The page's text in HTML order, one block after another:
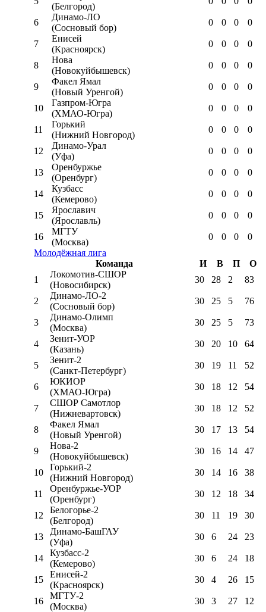
(Белгород)
6
Динамо-ЛО
(Сосновый бор)
0 0 0 0
7
Енисей
(Красноярск)
0 0 0 0
8
Нова
(Новокуйбышевск)
0 0 0 0
9
Факел Ямал
(Новый Уренгой)
0 0 0 0
10
Газпром-Югра
(ХМАО-Югра)
0 0 0 0
11
Горький
(Нижний Новгород)
0 0 0 0
12
Динамо-Урал
(Уфа)
0 0 0 0
13
Оренбуржье
(Оренбург)
0 0 0 0
14
Кузбасс
(Кемерово)
0 0 0 0
15
Ярославич
(Ярославль)
0 0 0 0
16
МГТУ
(Москва)
0 0 0
0
Молодёжная лига
Команда
И В П
О
1
Локомотив-CШОР
(Новосибирск)
30 28 2 83
2
Динамо-ЛО-2
(Сосновый бор)
30 25 5 76
3
Динамо-Олимп
(Москва)
30 25 5 73
4
Зенит-УОР
(Казань)
30 20 10 64
5
Зенит-2
(Санкт-Петербург)
30 19 11 52
6
ЮКИОР
(ХМАО-Югра)
30 18 12 54
7
СШОР Самотлор
(Нижневартовск)
30 18 12 52
8
Факел Ямал
(Новый Уренгой)
30 17 13 54
9
Нова-2
(Новокуйбышевск)
30 16 14 47
10
Горький-2
(Нижний Новгород)
30 14 16 38
11
Оренбуржье-УОР
(Оренбург)
30 12 18 34
12
Белогорье-2
(Белгород)
30 11 19 30
13
Динамо-БашГАУ
(Уфа)
30 6 24 23
14
Кузбасс-2
(Кемерово)
30 6 24 18
15
Енисей-2
(Красноярск)
30 4 26 15
16
МГТУ-2
(Москва)
30 3 27 12